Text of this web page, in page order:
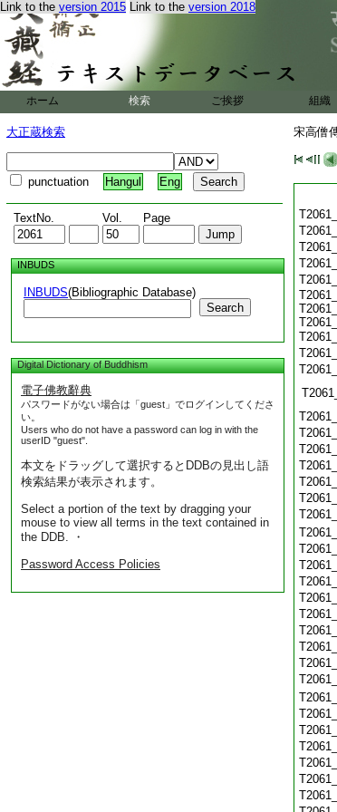
Link to the version 2015 Link to the version 2018
ホーム 検索 ご挨拶 組織
大正蔵検索
punctuation Hangul Eng
TextNo. Vol. Page
INBUDS
INBUDS(Bibliographic Database)
Search
Digital Dictionary of Buddhism
電子佛教辭典
パスワードがない場合は「guest」でログインしてくださ
い。
Users who do not have a password can log in with the
userID "guest".
本文をドラッグして選択するとDDBの見出し語
検索結果が表示されます。
Select a portion of the text by dragging your
mouse to view all terms in the text contained in
the DDB. ・
Password Access Policies
宋高僧